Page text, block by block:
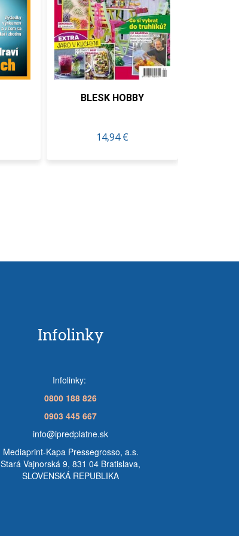
BLESK HOBBY
14,94 €
Infolinky
Infolinky:
0800 188 826
0903 445 667
info@ipredplatne.sk
Mediaprint-Kapa Pressegrosso, a.s.
Stará Vajnorská 9, 831 04 Bratislava,
SLOVENSKÁ REPUBLIKA